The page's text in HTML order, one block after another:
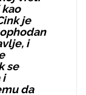
je
i
se
i
da